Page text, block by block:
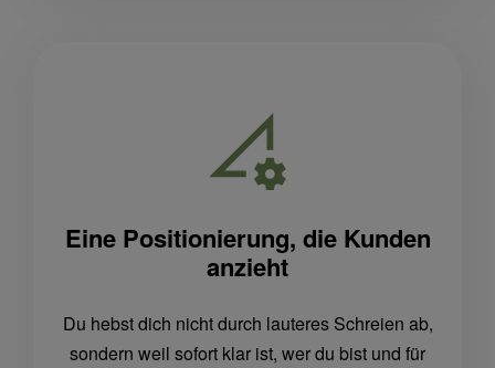
Eine Positionierung, die Kunden
anzieht
Du hebst dich nicht durch lauteres Schreien ab,
sondern weil sofort klar ist, wer du bist und für